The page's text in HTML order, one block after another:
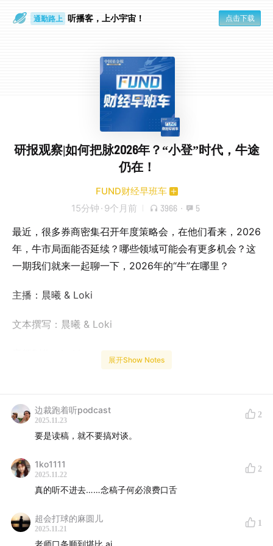
通勤路上 听播客，上小宇宙！ 点击下载
研报观察|如何把脉2026年？“小登”时代，牛途
仍在！
FUND财经早班车
15分钟 · 9个月前 3966 · 5
最近，很多券商密集召开年度策略会，在他们看来，2026
年，牛市局面能否延续？哪些领域可能会有更多机会？这
一期我们就来一起聊一下，2026年的“牛”在哪里？
主播：晨曦 & Loki
文本撰写：晨曦 & Loki
《FUND财经早班车》是一档由中国基金报独家打造的泛
财经类型播客节目，每周一到周五早上八点半，短短几分
《中国基金报》创刊于2014年3月3日，是全国性财经专
业类报刊，也是唯一一份以“中国”冠名的资产管理行业专
业媒体，读者数量和每日阅读量居证券行业媒体前列，是
中国大资管新媒体领跑者。我们的音频栏目除《FUND财
经早班车》外，还有《FUND财经说》等优质音频节目，
展开Show Notes
边裁跑着听podcast
2025.11.23
2
要是读稿，就不要搞对谈。
1ko1111
2025.11.22
2
真的听不进去……念稿子何必浪费口舌
超会打球的麻圆儿
2025.11.21
1
老师口条顺到堪比 ai